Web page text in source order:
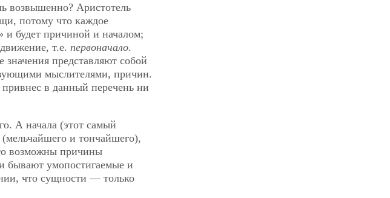
возвышенно? Аристотель
потому что каждое
и будет причиной и началом;
т.е. первоначало.
значения представляют собой
мыслителями, причин.
в данный перечень ни
А начала (этот самый
и тончайшего),
возможны причины
бывают умопостигаемые и
что сущности — только